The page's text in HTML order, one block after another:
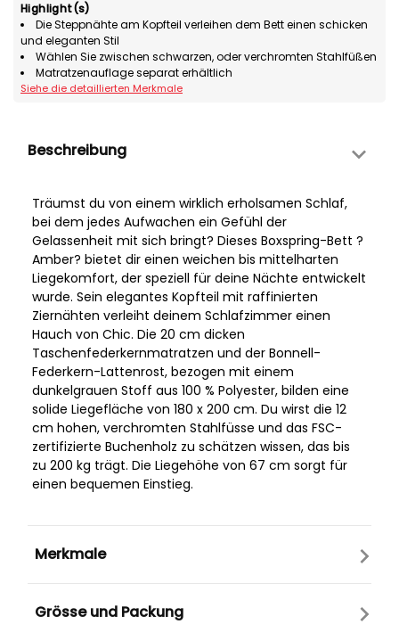
Highlight(s)
Die Steppnähte am Kopfteil verleihen dem Bett einen schicken
und eleganten Stil
Wählen Sie zwischen schwarzen, oder verchromten Stahlfüßen
Matratzenauflage separat erhältlich
Siehe die detaillierten Merkmale
Beschreibung
Träumst du von einem wirklich erholsamen Schlaf,
bei dem jedes Aufwachen ein Gefühl der
Gelassenheit mit sich bringt? Dieses Boxspring-Bett ?
Amber? bietet dir einen weichen bis mittelharten
Liegekomfort, der speziell für deine Nächte entwickelt
wurde. Sein elegantes Kopfteil mit raffinierten
Ziernähten verleiht deinem Schlafzimmer einen
Hauch von Chic. Die 20 cm dicken
Taschenfederkernmatratzen und der Bonnell-
Federkern-Lattenrost, bezogen mit einem
dunkelgrauen Stoff aus 100 % Polyester, bilden eine
solide Liegefläche von 180 x 200 cm. Du wirst die 12
cm hohen, verchromten Stahlfüsse und das FSC-
zertifizierte Buchenholz zu schätzen wissen, das bis
zu 200 kg trägt. Die Liegehöhe von 67 cm sorgt für
einen bequemen Einstieg.
Merkmale
Grösse und Packung